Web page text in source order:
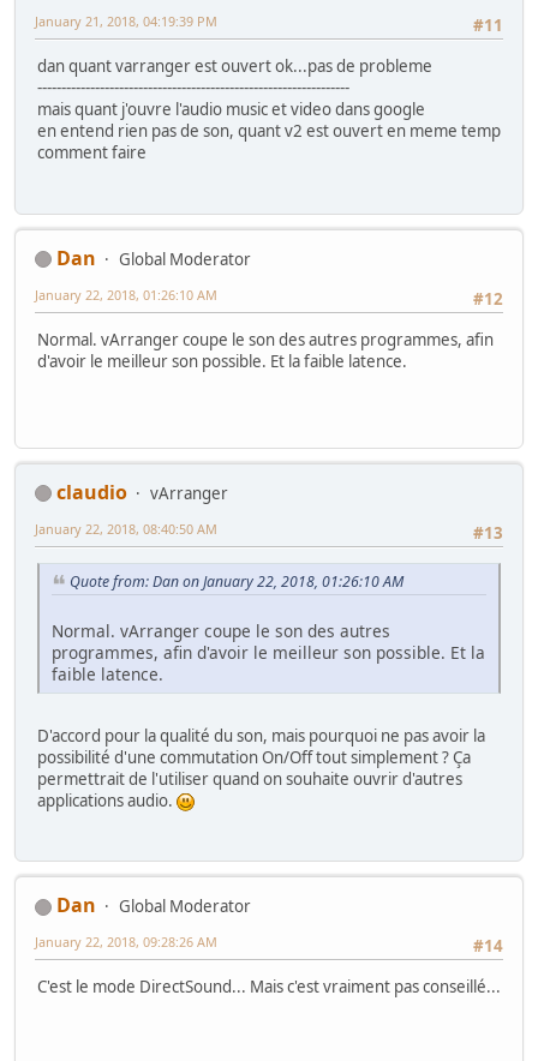
#11
January 21, 2018, 04:19:39 PM
dan quant varranger est ouvert ok...pas de probleme
-----------------------------------------------------------------
mais quant j'ouvre l'audio music et video dans google
en entend rien pas de son, quant v2 est ouvert en meme temp
comment faire
Dan
Global Moderator
#12
January 22, 2018, 01:26:10 AM
Normal. vArranger coupe le son des autres programmes, afin
d'avoir le meilleur son possible. Et la faible latence.
claudio
vArranger
#13
January 22, 2018, 08:40:50 AM
Quote from: Dan on January 22, 2018, 01:26:10 AM
Normal. vArranger coupe le son des autres
programmes, afin d'avoir le meilleur son possible. Et la
faible latence.
D'accord pour la qualité du son, mais pourquoi ne pas avoir la
possibilité d'une commutation On/Off tout simplement ? Ça
permettrait de l'utiliser quand on souhaite ouvrir d'autres
applications audio.
Dan
Global Moderator
#14
January 22, 2018, 09:28:26 AM
C'est le mode DirectSound... Mais c'est vraiment pas conseillé...